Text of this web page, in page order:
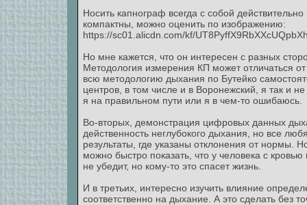
Носить капнограф всегда с собой
компактны, можно оценить по изображению:
https://sc01.alicdn.com/kf/
Но мне кажется, что он интересен с разных
Методология измерения КП может отличаться
всю методологию дыхания по Бутейко
центров, в том числе и в Воронежский, я так и
я на правильном пути или я в чем-то ошибаюсь.
Во-вторых, демонстрация цифровых данных
действенность неглубокого дыхания, но все
результаты, где указаны отклонения от
можно быстро показать, что у человека с
не убедит, но кому-то это спасет жизнь.
И в третьих, интересно изучить влияние
соответственно на дыхание. А это сделать без